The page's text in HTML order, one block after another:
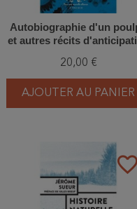
Autobiographie d'un
et autres récits
20,00 €
AJOUTER AU PANIER
favorite_border